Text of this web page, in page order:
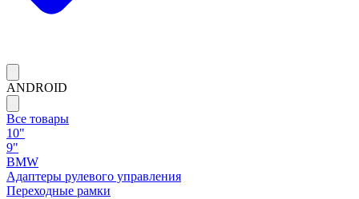
ANDROID
Все товары
10"
9"
BMW
Адаптеры рулевого управления
Переходные рамки